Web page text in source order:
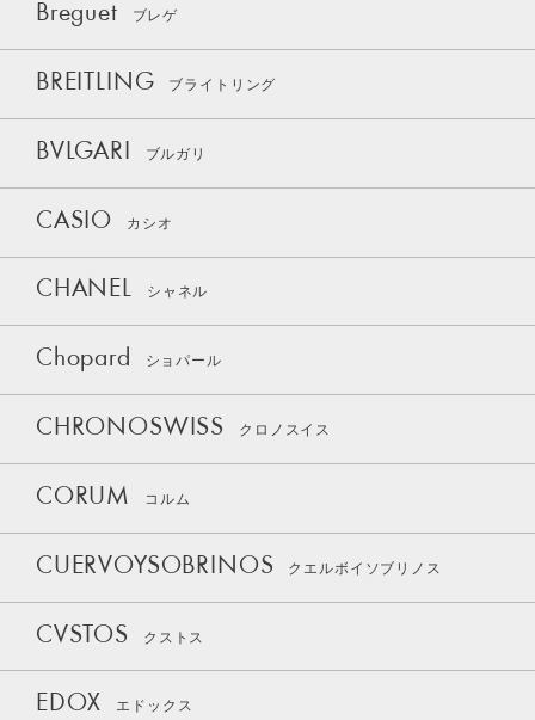
Breguet ブレゲ
BREITLING ブライトリング
BVLGARI ブルガリ
CASIO カシオ
CHANEL シャネル
Chopard ショパール
CHRONOSWISS クロノスイス
CORUM コルム
CUERVOYSOBRINOS クエルボイソブリノス
CVSTOS クストス
EDOX エドックス